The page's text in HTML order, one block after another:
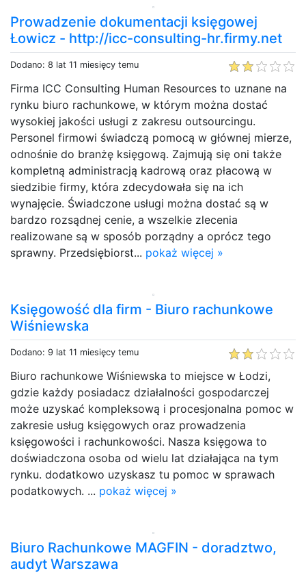
Prowadzenie dokumentacji księgowej
Łowicz - http://icc-consulting-hr.firmy.net
Dodano: 8 lat 11 miesięcy temu
Firma ICC Consulting Human Resources to uznane na
rynku biuro rachunkowe, w którym można dostać
wysokiej jakości usługi z zakresu outsourcingu.
Personel firmowi świadczą pomocą w głównej mierze,
odnośnie do branżę księgową. Zajmują się oni także
kompletną administracją kadrową oraz płacową w
siedzibie firmy, która zdecydowała się na ich
wynajęcie. Świadczone usługi można dostać są w
bardzo rozsądnej cenie, a wszelkie zlecenia
realizowane są w sposób porządny a oprócz tego
sprawny. Przedsiębiorst... pokaż więcej »
Księgowość dla firm - Biuro rachunkowe
Wiśniewska
Dodano: 9 lat 11 miesięcy temu
Biuro rachunkowe Wiśniewska to miejsce w Łodzi,
gdzie każdy posiadacz działalności gospodarczej
może uzyskać kompleksową i procesjonalna pomoc w
zakresie usług księgowych oraz prowadzenia
księgowości i rachunkowości. Nasza księgowa to
doświadczona osoba od wielu lat działająca na tym
rynku. dodatkowo uzyskasz tu pomoc w sprawach
podatkowych. ... pokaż więcej »
Biuro Rachunkowe MAGFIN - doradztwo,
audyt Warszawa